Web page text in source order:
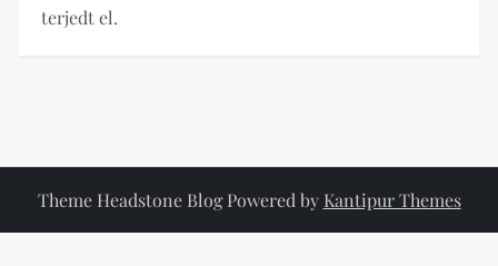
terjedt el.
Theme Headstone Blog Powered by Kantipur Themes